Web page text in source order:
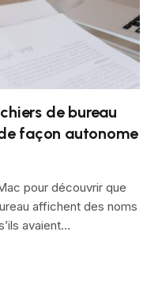
de bureau
façon autonome
pour découvrir que
affichent des noms
avaient…